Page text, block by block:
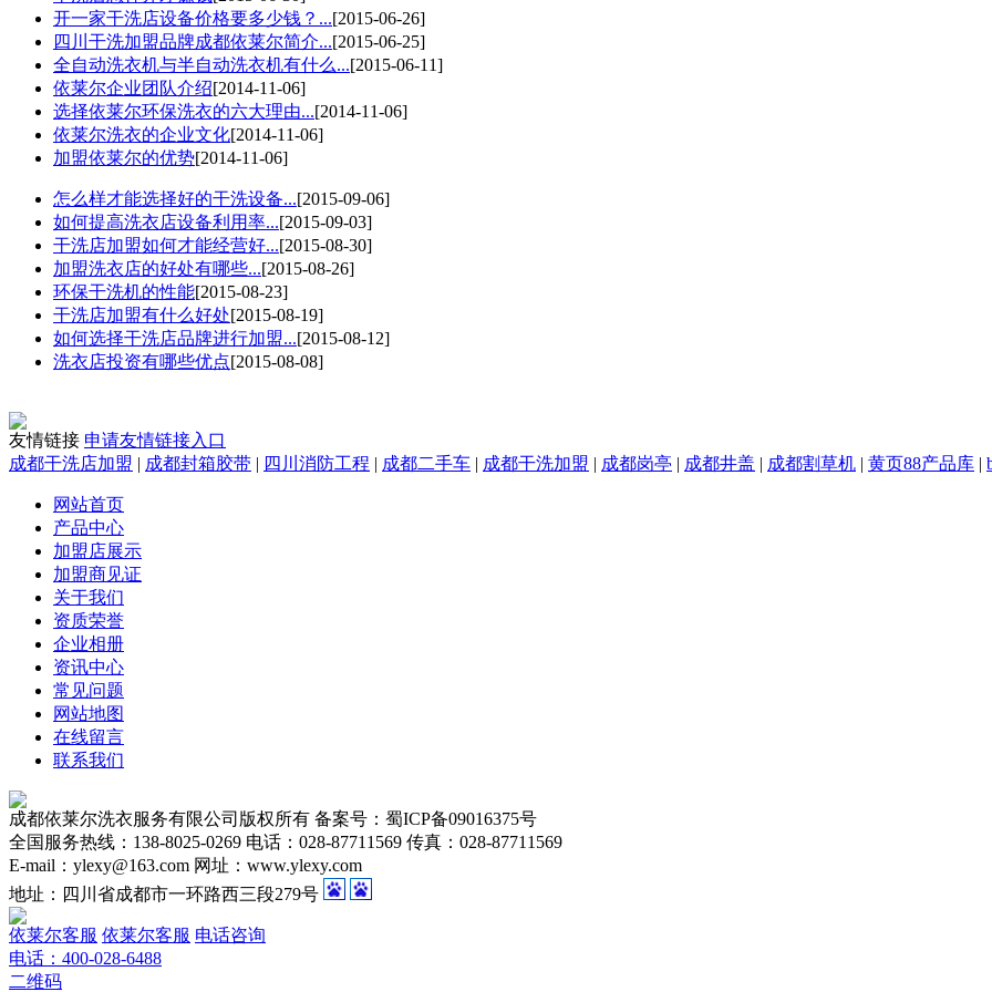
1
2
3
4
开一家干洗店设备价格要多少钱？...[2015-06-26]
四川干洗加盟品牌成都依莱尔简介...[2015-06-25]
全自动洗衣机与半自动洗衣机有什么...[2015-06-11]
依莱尔企业团队介绍[2014-11-06]
选择依莱尔环保洗衣的六大理由...[2014-11-06]
依莱尔洗衣的企业文化[2014-11-06]
加盟依莱尔的优势[2014-11-06]
怎么样才能选择好的干洗设备...[2015-09-06]
如何提高洗衣店设备利用率...[2015-09-03]
干洗店加盟如何才能经营好...[2015-08-30]
加盟洗衣店的好处有哪些...[2015-08-26]
环保干洗机的性能[2015-08-23]
干洗店加盟有什么好处[2015-08-19]
如何选择干洗店品牌进行加盟...[2015-08-12]
洗衣店投资有哪些优点[2015-08-08]
友情链接 申请友情链接入口
成都干洗店加盟 | 成都封箱胶带 | 四川消防工程 | 成都二手车 | 成都干洗加盟 | 成都岗亭 | 成都井盖 | 成都割草机 | 黄页88产品库 |
网站首页
产品中心
加盟店展示
加盟商见证
关于我们
资质荣誉
企业相册
资讯中心
常见问题
网站地图
在线留言
联系我们
成都依莱尔洗衣服务有限公司版权所有 备案号：蜀ICP备09016375号
全国服务热线：138-8025-0269 电话：028-87711569 传真：028-87711569
E-mail：ylexy@163.com 网址：www.ylexy.com
地址：四川省成都市一环路西三段279号
依莱尔客服 依莱尔客服 电话咨询
电话： 400-028-6488
二维码